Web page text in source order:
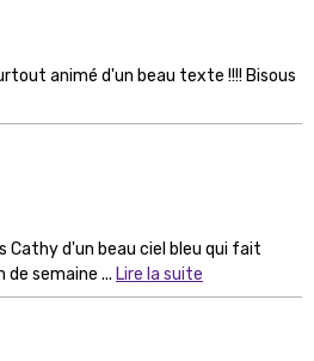
animé d'un beau texte !!!! Bisous
Cathy d'un beau ciel bleu qui fait
de semaine ... Lire la suite